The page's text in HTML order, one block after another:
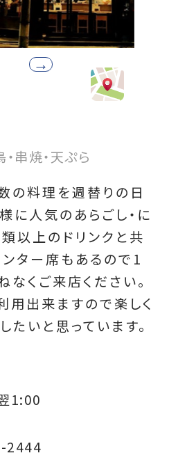
串焼・天ぷら
の料理を週替りの日
に人気のあらごし・に
以上のドリンクと共
ター席もあるので1
くご来店ください。
用出来ますので楽しく
いと思っています。
1:00
2444